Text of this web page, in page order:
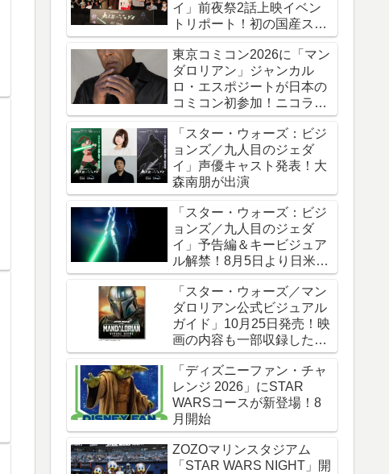
イ」前夜祭2話上映イベン
トリポート！初の国産スタ
ー・ウォーズアニメシリー
ズ
東京コミコン2026に「マン
ダロリアン」ジャンカル
ロ・エスポジートが日本の
コミコン初参加！ニコラ
ス・ケイジと共に来日
「スター・ウォーズ：ビジ
ョンズ／九人目のジェダ
イ」声優キャスト発表！大
森南朋が出演
「スター・ウォーズ：ビジ
ョンズ／九人目のジェダ
イ」予告編＆キービジュア
ル解禁！8月5日より日米同
時全話一挙配信
「スター・ウォーズ／マン
ダロリアン公式ビジュアル
ガイド」10月25日発売！映
画の内容も一部収録した邦
訳版
「ディズニーファン・チャ
レンジ 2026」にSTAR
WARSコースが新登場！8
月開始
ZOZOマリンスタジアム
「STAR WARS NIGHT」開